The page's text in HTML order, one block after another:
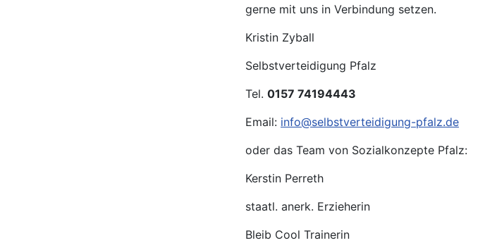
gerne mit uns in Verbindung setzen.
Kristin Zyball
Selbstverteidigung Pfalz
Tel. 0157 74194443
Email: info@selbstverteidigung-pfalz.de
oder das Team von Sozialkonzepte Pfalz:
Kerstin Perreth
staatl. anerk. Erzieherin
Bleib Cool Trainerin